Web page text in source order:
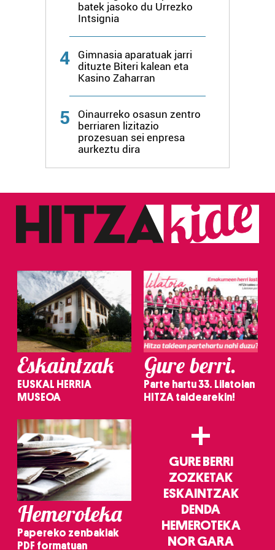
batek jasoko du Urrezko
Intsignia
4
Gimnasia aparatuak jarri
dituzte Biteri kalean eta
Kasino Zaharran
5
Oinaurreko osasun zentro
berriaren lizitazio
prozesuan sei enpresa
aurkeztu dira
Eskaintzak
EUSKAL HERRIA
MUSEOA
Gure berri.
Parte hartu 33. Lilatoian
HITZA taldearekin!
Hemeroteka
Papereko zenbakiak
PDF formatuan
+
GURE BERRI
ZOZKETAK
ESKAINTZAK
DENDA
HEMEROTEKA
NOR GARA